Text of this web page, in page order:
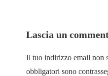
Lascia un
Il tuo indirizzo email non
obbligatori sono